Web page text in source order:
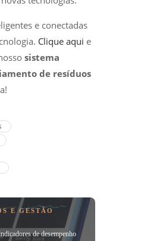
e conectadas
Clique aqui e
sistema
de resíduos
E GESTÃO
de desempenho